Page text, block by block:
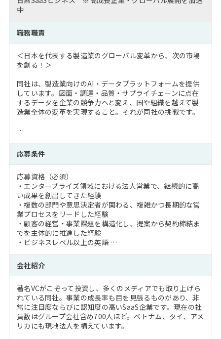
中
職務職責
＜日本を代表する製造業のグローバル変革から、次の市場
を創る！＞
同社は、製造業向けのAI・データプラットフォームを提供
しています。図面・調達・品質・サプライチェーンに点在
するデータを企業の競争力へと変え、国や組織を越えて製
造業全体の変革を実現すること。それが同社の挑戦です。
…
応募条件
応募資格（必須）
・エンタープライズ領域における法人営業で、継続的に高
い成果を創出してきた経験
・複数の部門や意思決定者が関わる、複雑かつ長期的な営
業プロセスをリードした経験
・顧客の経営・事業課題を構造化し、提案から契約締結ま
でを主体的に推進した経験
・ビジネスレベル以上の英語 …
会社紹介
著名VCがこぞって投資し、多くのメディアでも取り上げら
れている同社。事業の成長率も目を見張るものがあり、非
常に注目度ならびに認知度の高いSaaS企業です。現在の社
員数はグループ会社含め700人ほど。ベトナム、タイ、アメ
リカにも現地法人を構えています。